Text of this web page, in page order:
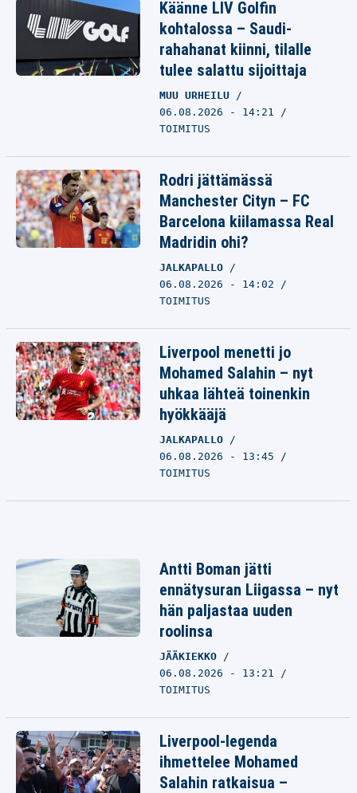
Käänne LIV Golfin
kohtalossa – Saudi-
rahahanat kiinni, tilalle
tulee salattu sijoittaja
MUU URHEILU
06.08.2026 - 14:21
TOIMITUS
Rodri jättämässä
Manchester Cityn – FC
Barcelona kiilamassa Real
Madridin ohi?
JALKAPALLO
06.08.2026 - 14:02
TOIMITUS
Liverpool menetti jo
Mohamed Salahin – nyt
uhkaa lähteä toinenkin
hyökkääjä
JALKAPALLO
06.08.2026 - 13:45
TOIMITUS
Antti Boman jätti
ennätysuran Liigassa – nyt
hän paljastaa uuden
roolinsa
JÄÄKIEKKO
06.08.2026 - 13:21
TOIMITUS
Liverpool-legenda
ihmettelee Mohamed
Salahin ratkaisua –